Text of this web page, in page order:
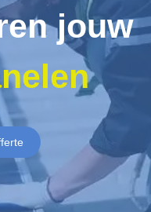
jouw